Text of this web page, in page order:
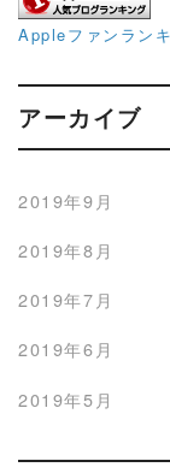
Appleファンラン
アーカイブ
2019年9月
2019年8月
2019年7月
2019年6月
2019年5月